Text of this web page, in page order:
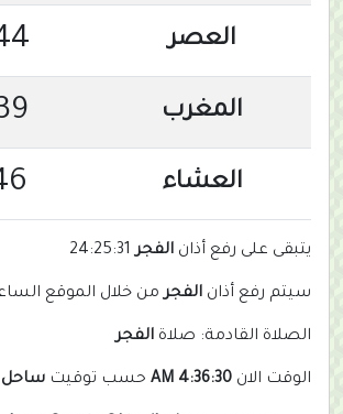
العصر
المغرب
العشاء
يتبقى على رفع أذان الفجر 24:25:31
سيتم رفع أذان الفجرمن خلال الموقع
الصلاة القادمة: صلاة الفجر
الوقت الان 4:36:30 AM حسب توقيت ساحل